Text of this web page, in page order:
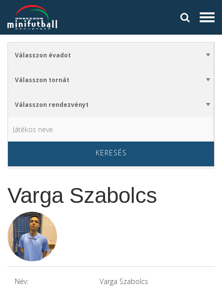
KERESÉS
Varga Szabolcs
Név:
Varga Szabolcs